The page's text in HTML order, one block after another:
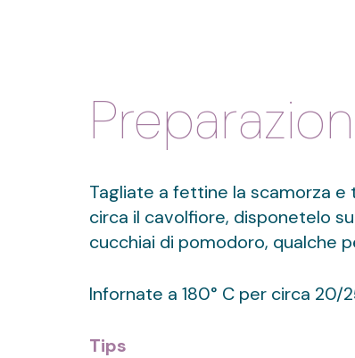
Tagliate a fettine la scamorza
circa il cavolfiore, disponetelo
cucchiai di pomodoro, qualche
Infornate a 180° C per circa
Tips